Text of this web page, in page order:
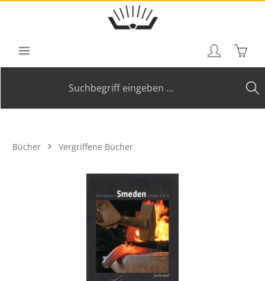
Zum Hauptinhalt springen
Bücher Vergriffene Bücher